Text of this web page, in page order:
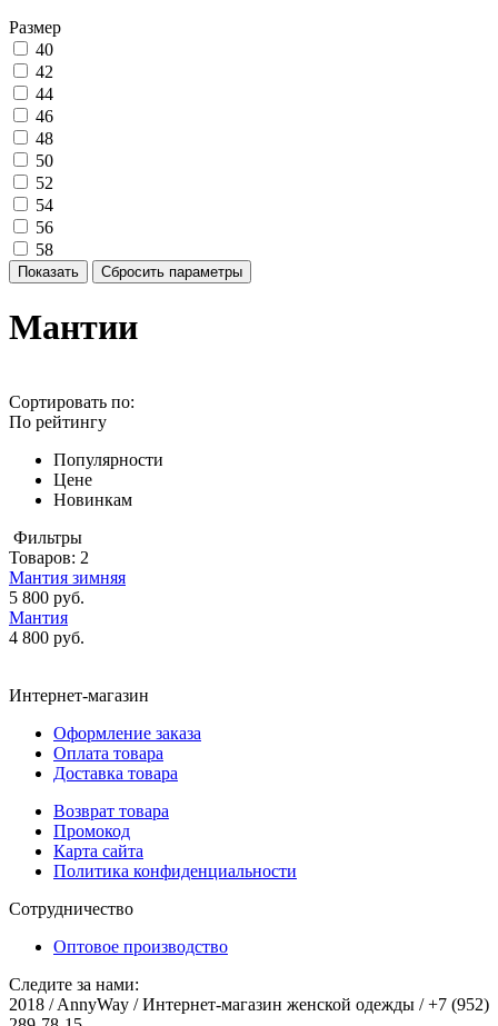
Размер
40
42
44
46
48
50
52
54
56
58
Мантии
Сортировать по:
По рейтингу
Популярности
Цене
Новинкам
Фильтры
Товаров: 2
Мантия зимняя
5 800 руб.
Мантия
4 800 руб.
Интернет-магазин
Оформление заказа
Оплата товара
Доставка товара
Возврат товара
Промокод
Карта сайта
Политика конфиденциальности
Сотрудничество
Оптовое производство
Следите за нами:
2018 / AnnyWay / Интернет-магазин женской одежды / +7 (952)